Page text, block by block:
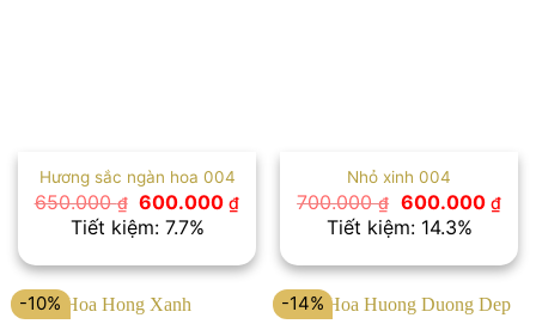
Hương sắc ngàn hoa 004
650.000₫ Giá
gốc
là:
600.000₫Giá
là:
600.000 ₫.
Tiết kiệm: 7.7%
Nhỏ xinh 004
700.000₫ Giá
gốc
là:
600.000 ₫Giá
hiện
là:
Tiết kiệm: 14.3%
-10% -14%